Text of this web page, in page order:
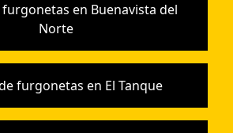
en Buenavista del
Norte
furgonetas en El Tanque